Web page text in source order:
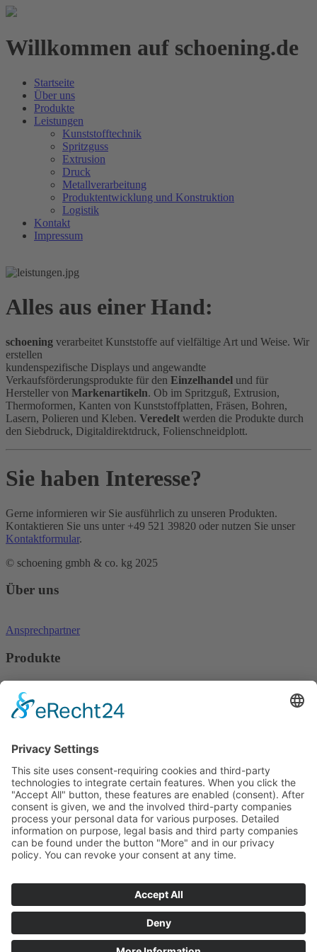
Willkommen auf schoening.de
Startseite
Über uns
Produkte
Leistungen
Kunststofftechnik
Spritzguss
Extrusion
Druck
Metallverarbeitung
Produktentwicklung und Konstruktion
Logistik
Kontakt
Impressum
Alles aus einer Hand:
schoening verarbeitet Kunststoffe auf vielfältige Art und Weise. Wir
erstellen
kundenspezifische Displays und angewandte
Verkaufsförderungsprodukte für den Einzelhandel und für
Hersteller von Markenartikeln. Ob im Spritzguß, Extrusion,
Thermoformen, Kanten von Kunststoffplatten, Fräsen, Bohren,
Lasern, Polieren und Kleben. Veredelt werden die Produkte durch
den Siebdruck, Digitaldirektdruck, Folienschneidplott.
Sie haben Interesse?
Gerne informieren wir Sie ausführlich zu unseren Produkten.
Kontaktieren Sie uns unter +49 521 39820 oder nutzen Sie unser
Kontaktformular.
© schoening gmbh & co. kg 2025
Über uns
Ansprechpartner
Produkte
Regaloptimierung
Displays und Präsentationen
Leistungen
Kunststofftechnik
Folientechnik
Spritzguß
Extrusion
Druck
Kontakt